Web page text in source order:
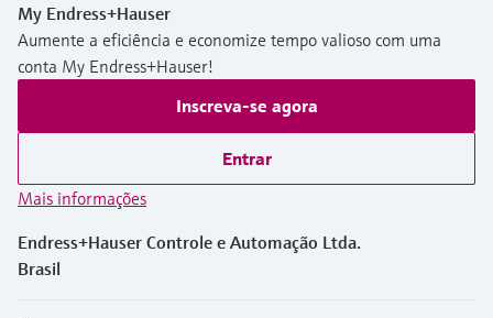
My Endress+Hauser
Aumente a eficiência e economize tempo valioso com uma
conta My Endress+Hauser!
Inscreva-se agora
Entrar
Mais informações
Endress+Hauser Controle e Automação Ltda.
Brasil